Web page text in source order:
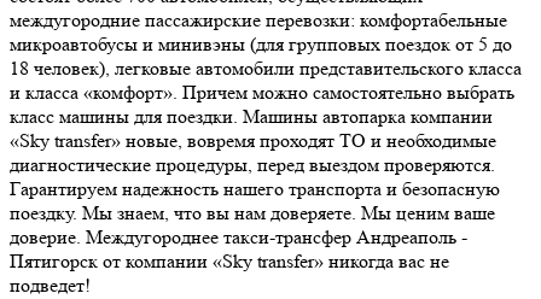
междугородние пассажирские перевозки: комфортабельные
микроавтобусы и минивэны (для групповых поездок от 5 до
18 человек), легковые автомобили представительского класса
и класса «комфорт». Причем можно самостоятельно выбрать
класс машины для поездки. Машины автопарка компании
«Sky transfer» новые, вовремя проходят ТО и необходимые
диагностические процедуры, перед выездом проверяются.
Гарантируем надежность нашего транспорта и безопасную
поездку. Мы знаем, что вы нам доверяете. Мы ценим ваше
доверие. Междугороднее такси-трансфер Андреаполь -
Пятигорск от компании «Sky transfer» никогда вас не
подведет!